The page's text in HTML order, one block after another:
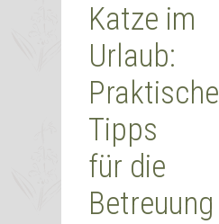
Katze im
Urlaub:
Praktische
Tipps
für die
Betreuung